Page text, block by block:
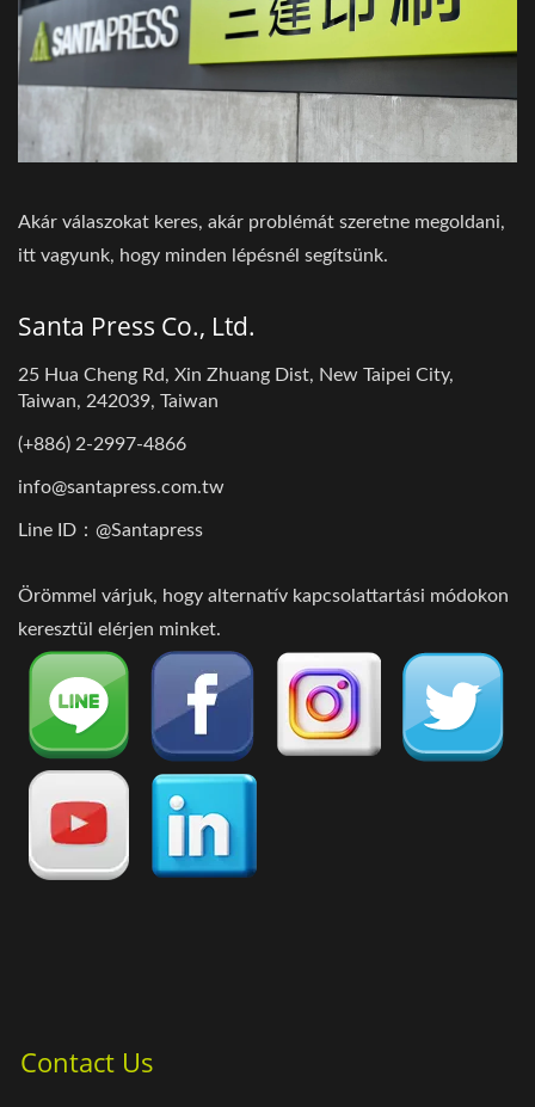
Akár válaszokat keres, akár problémát szeretne megoldani,
itt vagyunk, hogy minden lépésnél segítsünk.
Santa Press Co., Ltd.
25 Hua Cheng Rd, Xin Zhuang Dist, New Taipei City,
Taiwan, 242039, Taiwan
(+886) 2-2997-4866
info@santapress.com.tw
Line ID：@Santapress
Örömmel várjuk, hogy alternatív kapcsolattartási módokon
keresztül elérjen minket.